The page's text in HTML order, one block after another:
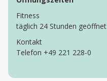
Fitness
täglich 24 Stunden geöffnet
Kontakt
Telefon +49 221 228-0